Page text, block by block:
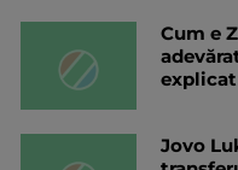
Cum e
explicat
Jovo